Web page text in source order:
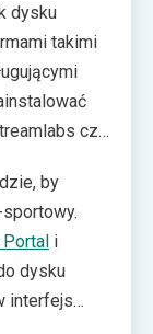
dysku
takimi
czy
dysku NAS.
czy konsoli.
by
i
dysku
interfejs
w jakości